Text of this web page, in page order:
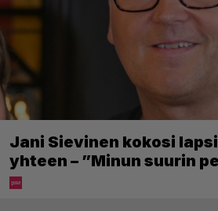
Jani Sievinen kokosi
yhteen – ”Minun suurin